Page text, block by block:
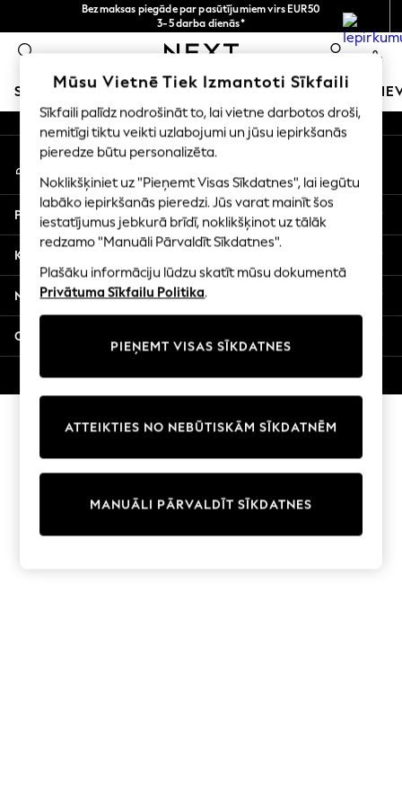
Bezmaksas piegāde par pasūtījumiem virs EUR50
3-5 darba dienās*
Tagad jūs varat
iepirkties latviešu valodā!
0
SKOLAS APĢĒRBS MEITENES ZĒNI MAZULIS
SCHOOLWEAR
All Boys Schoolwear
Shoes
Trousers
Shorts
Shirts
Polo Shirts
Sweatshirts & Jumpers
Multipacks
All Boys Sport & Swimwear
Swimwear
Tops
Joggers
An error occurred on client
Mūsu sociālie tīkli
Mans konts
Pierakstieties savā kontā
Palīdzība
Konfidencialitāte un juridiskā informācija
Nodaļas
Citi pakalpojumi
© 2026 Next Germany GmbH. Visas tiesības aizsargātas.
Mūsu Vietnē Tiek Izmantoti Sīkfaili
Sīkfaili palīdz nodrošināt to, lai vietne darbotos droši,
nemitīgi tiktu veikti uzlabojumi un jūsu iepirkšanās
pieredze būtu personalizēta.
Noklikšķiniet uz "Pieņemt Visas Sīkdatnes", lai iegūtu
labāko iepirkšanās pieredzi. Jūs varat mainīt šos
iestatījumus jebkurā brīdī, noklikšķinot uz tālāk
redzamo "Manuāli Pārvaldīt Sīkdatnes".
Plašāku informāciju lūdzu skatīt mūsu dokumentā
Privātuma Sīkfailu Politika.
PIEŅEMT VISAS SĪKDATNES
MANUĀLI PĀRVALDĪT SĪKDATNES
ATTEIKTIES NO NEBŪTISKĀM SĪKDATNĒM